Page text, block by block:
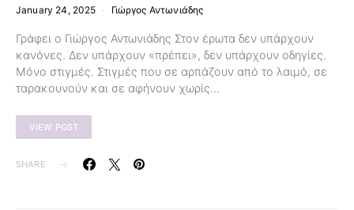
January 24, 2025 Γιώργος Αντωνιάδης
Γράφει ο Γιώργος Αντωνιάδης Στον έρωτα δεν υπάρχουν
κανόνες. Δεν υπάρχουν «πρέπει», δεν υπάρχουν οδηγίες.
Μόνο στιγμές. Στιγμές που σε αρπάζουν από το λαιμό, σε
ταρακουνούν και σε αφήνουν χωρίς…
VIEW POST
SHARE